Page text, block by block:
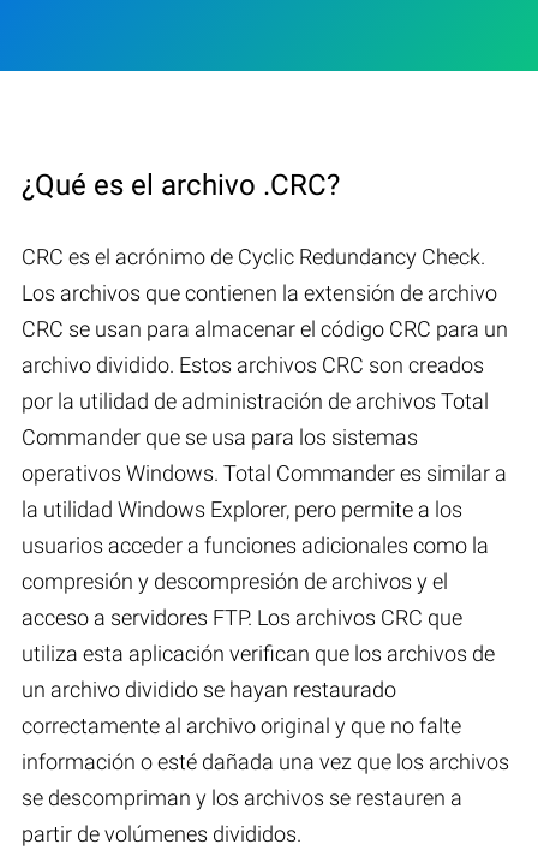
¿Qué es el archivo .CRC?
CRC es el acrónimo de Cyclic Redundancy Check.
Los archivos que contienen la extensión de archivo
CRC se usan para almacenar el código CRC para un
archivo dividido. Estos archivos CRC son creados
por la utilidad de administración de archivos Total
Commander que se usa para los sistemas
operativos Windows. Total Commander es similar a
la utilidad Windows Explorer, pero permite a los
usuarios acceder a funciones adicionales como la
compresión y descompresión de archivos y el
acceso a servidores FTP. Los archivos CRC que
utiliza esta aplicación verifican que los archivos de
un archivo dividido se hayan restaurado
correctamente al archivo original y que no falte
información o esté dañada una vez que los archivos
se descompriman y los archivos se restauren a
partir de volúmenes divididos.